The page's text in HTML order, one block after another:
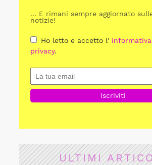
... E rimani sempre aggiornato
notizie!
Ho letto e accetto l'
privacy.
ULTIMI